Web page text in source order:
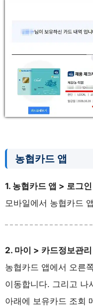
농협카드 앱
1. 농협카드 앱 > 로그인
모바일에서 농협카드
2. 마이 > 카드정보관
농협카드 앱에서 오른
이동합니다. 그리고 나
아래에 보유카드 조회